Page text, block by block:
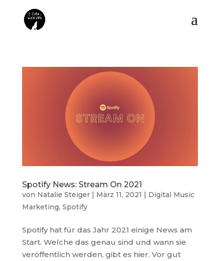
Spotify News: Stream On 2021
von Natalie Steiger| März 11, 2021 | Digital Music
Marketing, Spotify
Spotify hat für das Jahr 2021 einige News am
Start. Welche das genau sind und wann sie
veröffentlich werden, gibt es hier. Vor gut